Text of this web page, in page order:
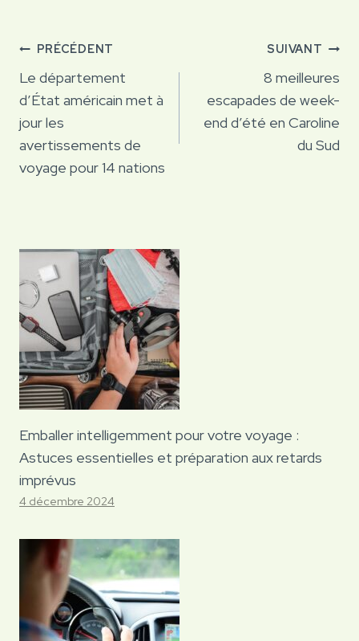
Navigation
de
l’article
PRÉCÉDENT
Le département
d’État américain met à
jour les
avertissements de
voyage pour 14 nations
SUIVANT
8 meilleures
escapades de week-
end d’été en Caroline
du Sud
Emballer intelligemment pour votre voyage :
Astuces essentielles et préparation aux retards
imprévus
4 décembre 2024